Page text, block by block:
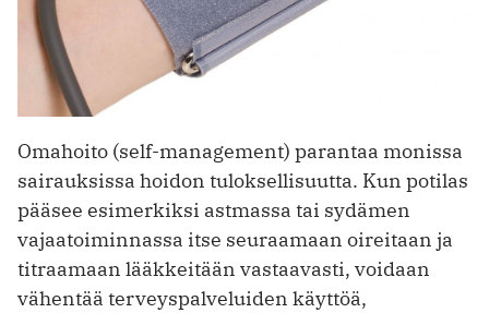
Omahoito (self-management) parantaa monissa
sairauksissa hoidon tuloksellisuutta. Kun potilas
pääsee esimerkiksi astmassa tai sydämen
vajaatoiminnassa itse seuraamaan oireitaan ja
titraamaan lääkkeitään vastaavasti, voidaan
vähentää terveyspalveluiden käyttöä,